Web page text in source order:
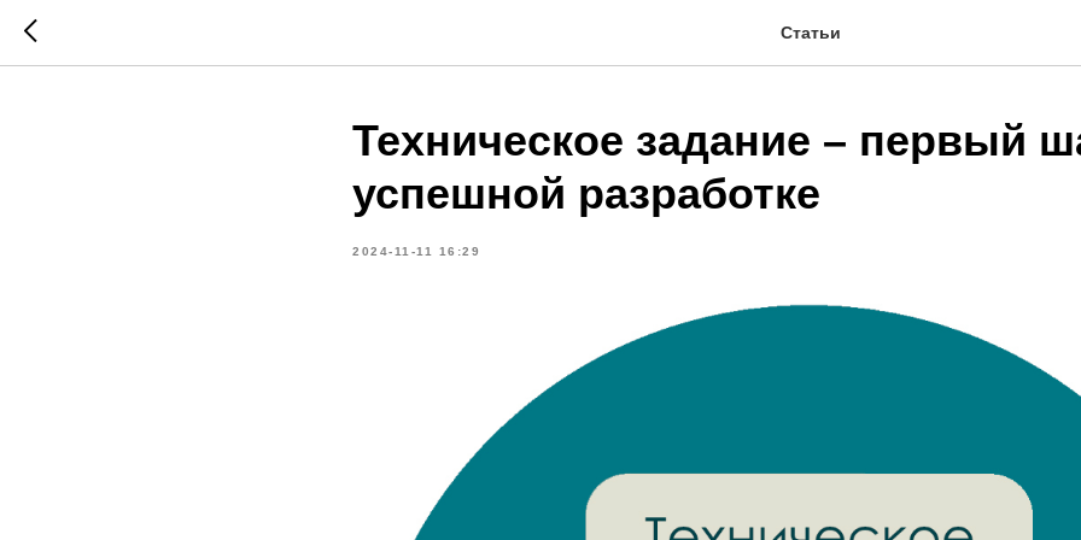
Статьи
Техническое задание – первый
успешной разработке
2024-11-11 16:29